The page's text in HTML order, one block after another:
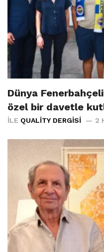
Dünya
özel bir davetle
İLE QUALITY DERGISI 2